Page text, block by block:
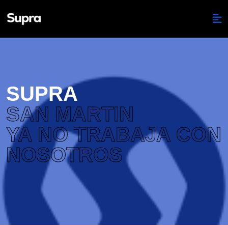
SUPRA
SAN MARTIN
YA NO TRABAJA CON
NOSOTROS